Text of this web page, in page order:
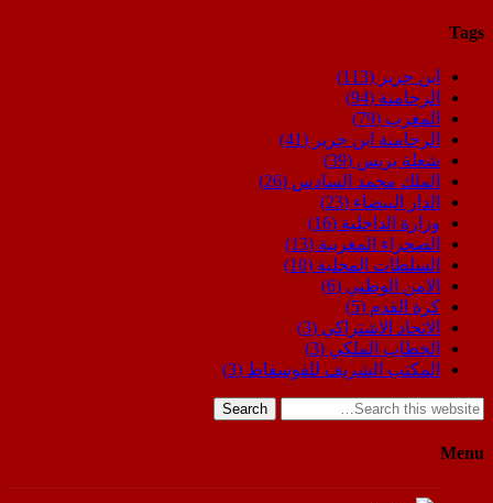
Tags
ابن جرير (113)
الرحامنة (94)
المغرب (79)
الرحامنة ابن جرير (41)
شعلة بريس (39)
الملك محمد السادس (26)
الدار البيضاء (23)
وزارة الداخلية (16)
الصحراء المغربية (13)
السلطات المحلية (10)
الامن الوطني (6)
كرة القدم (5)
الاتحاد الاشتراكي (3)
الخطاب الملكي (3)
المكتب الشريف للفوسفاط (3)
Search
Menu